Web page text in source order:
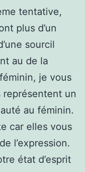
tentative,
plus d’un
sourcil
au de la
je vous
représentent un
au féminin.
car elles vous
l’expression.
état d’esprit